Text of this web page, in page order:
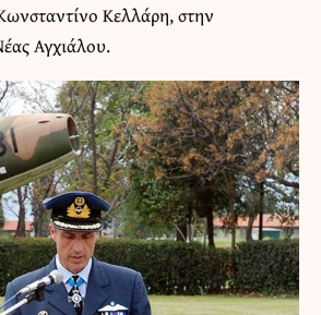
Κελλάρη, στην
Αγχιάλου.